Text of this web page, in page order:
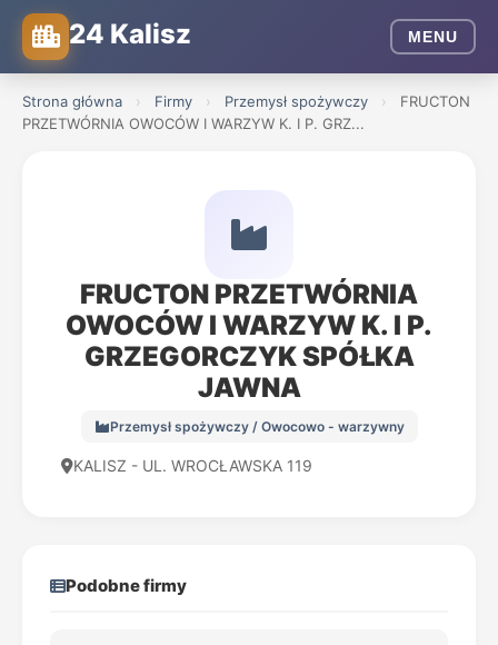
24 Kalisz MENU
Strona główna › Firmy › Przemysł spożywczy ›
FRUCTON
PRZETWÓRNIA OWOCÓW I WARZYW K. I P. GRZ...
FRUCTON PRZETWÓRNIA
OWOCÓW I WARZYW K. I P.
GRZEGORCZYK SPÓŁKA
JAWNA
Przemysł spożywczy / Owocowo - warzywny
KALISZ - UL. WROCŁAWSKA 119
Podobne firmy